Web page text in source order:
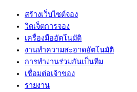
สร้างเว็บไซต์จอง
วิดเจ็ตการจอง
เครื่องมืออัตโนมัติ
งานทำความสะอาดอัตโนมัติ
การทำงานร่วมกันเป็นทีม
เชื่อมต่อเจ้าของ
รายงาน